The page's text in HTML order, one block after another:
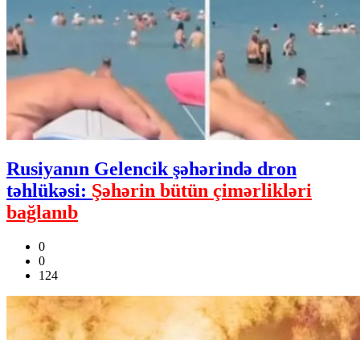
Rusiyanın Gelencik şəhərində dron
təhlükəsi: Şəhərin bütün çimərlikləri
bağlanıb
0
0
124